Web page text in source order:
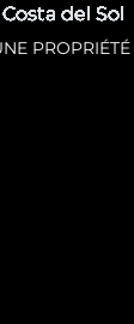
PROPRIÉTÉ